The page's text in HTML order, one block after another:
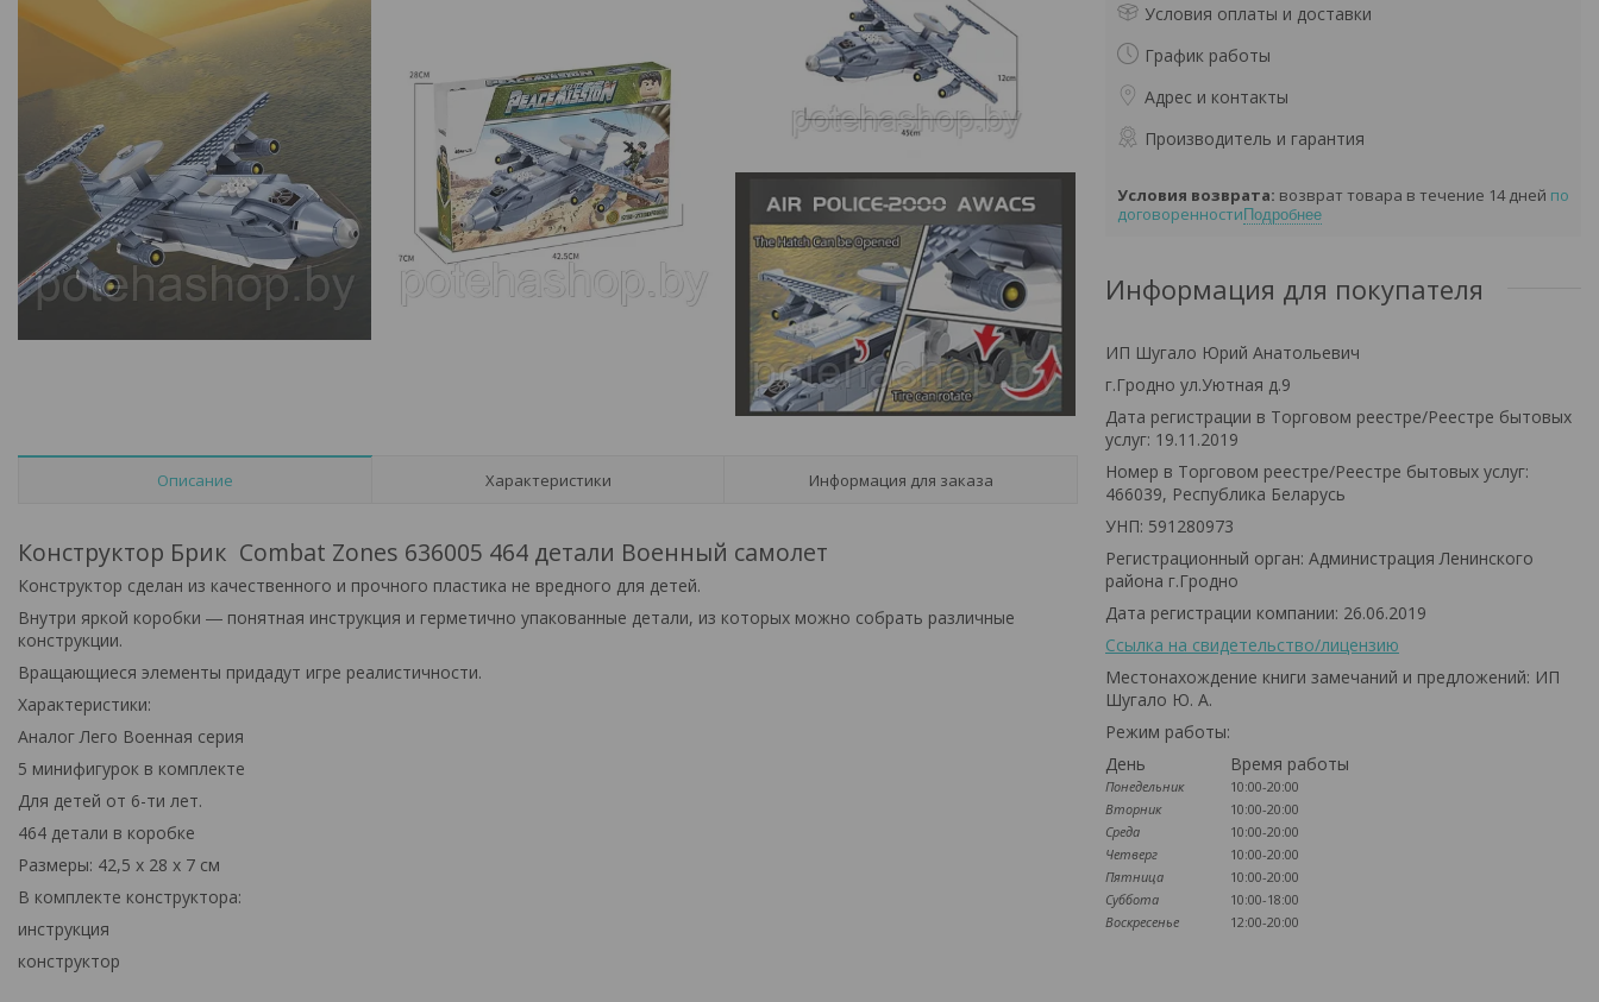
Описание Характеристики Информация для заказа
Конструктор Брик Combat Zones 636005 464 детали Военный самолет
Конструктор сделан из качественного и прочного пластика не вредного для детей.
Внутри яркой коробки ― понятная инструкция и герметично упакованные детали, из которых можно собрать различные
конструкции.
Вращающиеся элементы придадут игре реалистичности.
Характеристики:
Аналог Лего Военная серия
5 минифигурок в комплекте
Для детей от 6-ти лет.
464 детали в коробке
Размеры: 42,5 х 28 х 7 см
В комплекте конструктора:
инструкция
конструктор
Условия оплаты и доставки
График работы
Адрес и контакты
Производитель и гарантия
возврат товара в течение 14 дней по
договоренности Подробнее
Информация для покупателя
ИП Шугало Юрий Анатольевич
г.Гродно ул.Уютная д.9
Дата регистрации в Торговом реестре/Реестре бытовых
услуг: 19.11.2019
Номер в Торговом реестре/Реестре бытовых услуг:
466039, Республика Беларусь
УНП: 591280973
Регистрационный орган: Администрация Ленинского
района г.Гродно
Дата регистрации компании: 26.06.2019
Ссылка на свидетельство/лицензию
Местонахождение книги замечаний и предложений: ИП
Шугало Ю. А.
Режим работы:
День
Время работы
Понедельник
10:00-20:00
Вторник
10:00-20:00
Среда
10:00-20:00
Четверг
10:00-20:00
Пятница
10:00-20:00
Суббота
10:00-18:00
Воскресенье
12:00-20:00